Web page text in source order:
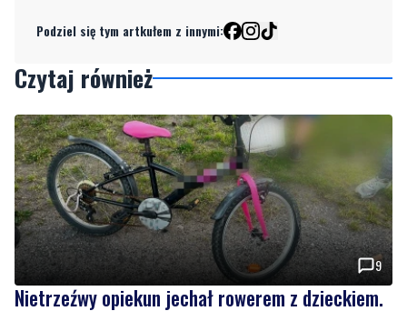
9
Nietrzeźwy opiekun jechał rowerem z dzieckiem.
Dziewczynka nie miała kasku